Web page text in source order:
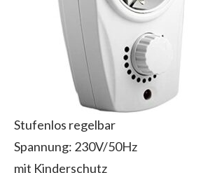
Stufenlos regelbar
Spannung: 230V/50Hz
mit Kinderschutz